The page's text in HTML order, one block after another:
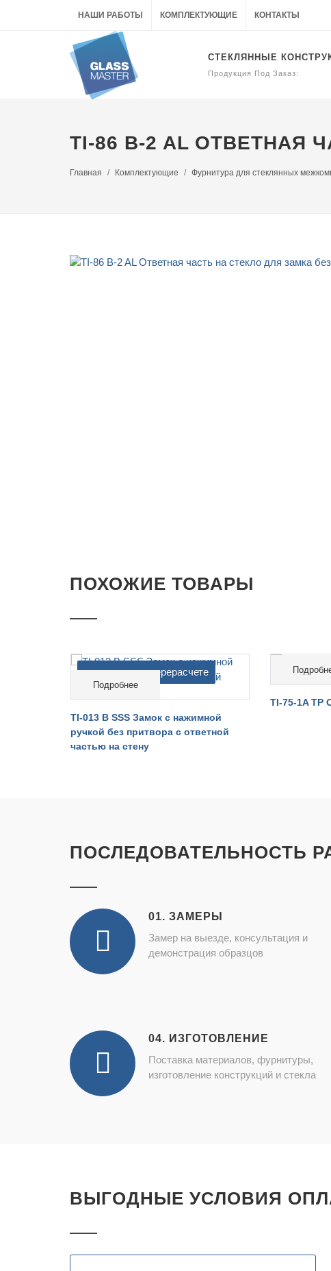
НАШИ РАБОТЫ КОМПЛЕКТУЮЩИЕ КОНТАКТЫ
СТЕКЛЯННЫЕ
Продукция Под Заказ:
TI-86 B-2 AL ОТВЕТНАЯ
Главная Комплектующие Фурнитура для стеклянных
ПОХОЖИЕ ТОВАРЫ
cтоимость на перерасчете
Подробнее
TI-013 B SSS Замок с нажимной
ручкой без притвора с ответной
частью на стену
TI-75-1A TP
ПОСЛЕДОВАТЕЛЬНОСТЬ
01. ЗАМЕРЫ
Замер на выезде, консультация и
демонстрация образцов
04. ИЗГОТОВЛЕНИЕ
Поставка материалов, фурнитуры,
изготовление конструкций и стекла
ВЫГОДНЫЕ УСЛОВИЯ